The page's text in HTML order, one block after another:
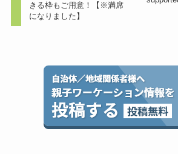
きる枠もご用意！【※満席
になりました】